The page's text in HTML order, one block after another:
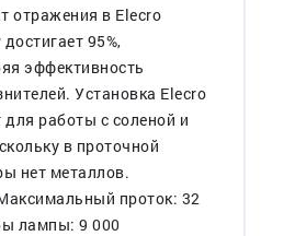
отражения в Elecro
95%,
эффективность
Установка Elecro
работы с соленой и
в проточной
нет металлов.
проток: 32
лампы: 9 000